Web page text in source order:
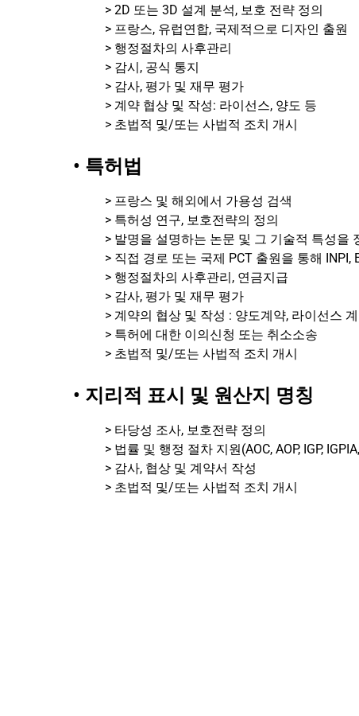
> 2D 또는 3D 설계 분석, 보호 전략 정의
> 프랑스, ​​유럽연합, 국제적으로 디자인 출원
> 행정절차의 사후관리
> 감시, 공식 통지
> 감사, 평가 및 재무 평가
> 계약 협상 및 작성: 라이선스, 양도 등
> 초법적 및/또는 사법적 조치 개시
• 특허법
> 프랑스 및 해외에서 가용성 검색
> 특허성 연구, 보호전략의 정의
> 발명을 설명하는 논문 및 그 기술적 특성을
> 직접 경로 또는 국제 PCT 출원을 통해
> 행정절차의 사후관리, 연금지급
> 감사, 평가 및 재무 평가
> 계약의 협상 및 작성 : 양도계약, 라이선스
> 특허에 대한 이의신청 또는 취소소송
> 초법적 및/또는 사법적 조치 개시
• 지리적 표시 및 원산지 명칭
> 타당성 조사, 보호전략 정의
> 법률 및 행정 절차 지원(AOC, AOP, IGP,
> 감사, 협상 및 계약서 작성
> 초법적 및/또는 사법적 조치 개시